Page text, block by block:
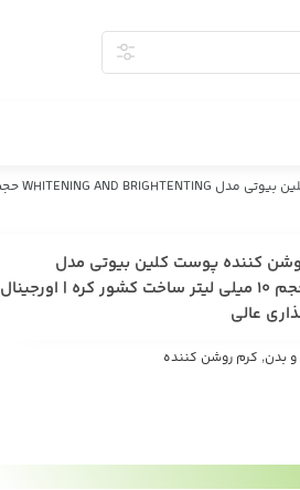
کننده پوست کلین بیوتی مدل
WHITENING AND BRIGHTENTING حجم 10 میلی لیتر ساخت کشور کره | اورجینال
عالی
بدن, کرم روشن کننده